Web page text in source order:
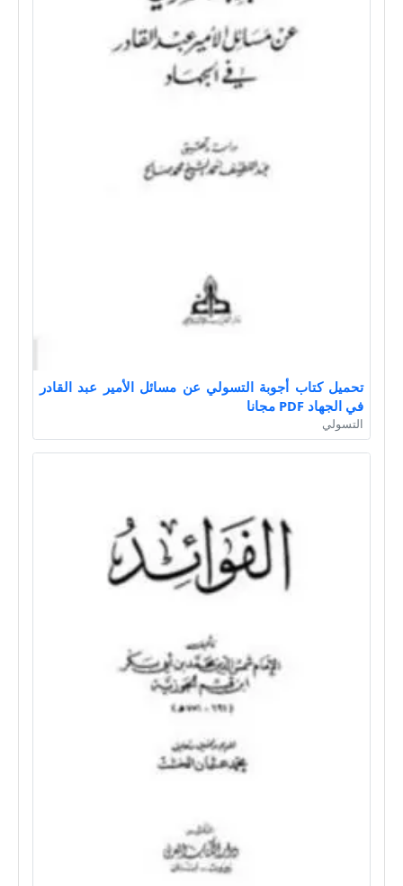
تحميل كتاب أجوبة التسولي عن مسائل الأمير عبد القادر
في الجهاد PDF مجانا
التسولي